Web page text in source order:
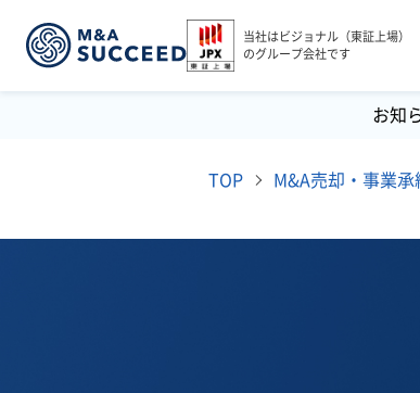
当社はビジョナル（東証上場）
のグループ会社です
お知
TOP M&A売却・事業承